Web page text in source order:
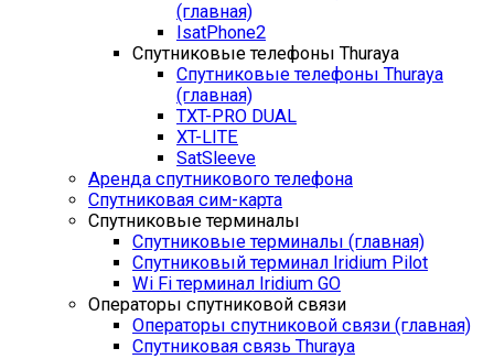
(главная)
IsatPhone2
Спутниковые телефоны Thuraya
Спутниковые телефоны Thuraya
(главная)
TXT-PRO DUAL
XT-LITE
SatSleeve
Аренда спутникового телефона
Спутниковая сим-карта
Спутниковые терминалы
Спутниковые терминалы (главная)
Спутниковый терминал Iridium Pilot
Wi Fi терминал Iridium GO
Операторы спутниковой связи
Операторы спутниковой связи (главная)
Спутниковая связь Thuraya